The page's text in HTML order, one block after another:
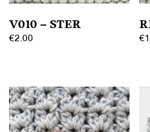
V010 – STER
€2.00
heeft
meerdere
variaties.
€